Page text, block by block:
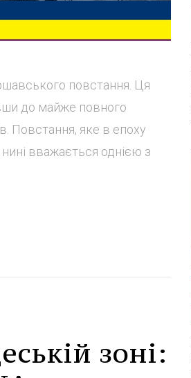
повстання. Ця
до майже повного
Повстання, яке в епоху
вважається однією з
зоні: